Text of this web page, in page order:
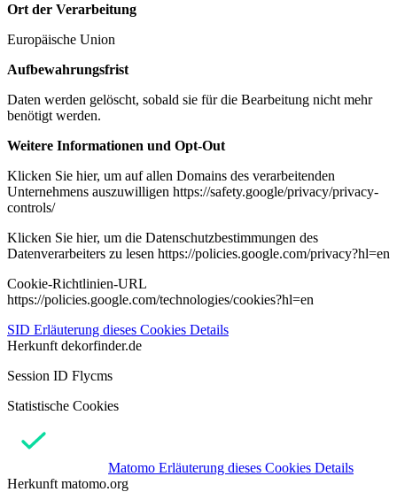
Ort der Verarbeitung
Europäische Union
Aufbewahrungsfrist
Daten werden gelöscht, sobald sie für die Bearbeitung nicht mehr
benötigt werden.
Weitere Informationen und Opt-Out
Klicken Sie hier, um auf allen Domains des verarbeitenden
Unternehmens auszuwilligen https://safety.google/privacy/privacy-
controls/
Klicken Sie hier, um die Datenschutzbestimmungen des
Datenverarbeiters zu lesen https://policies.google.com/privacy?hl=en
Cookie-Richtlinien-URL
https://policies.google.com/technologies/cookies?hl=en
SID Erläuterung dieses Cookies Details
Herkunft dekorfinder.de
Session ID Flycms
Statistische Cookies
Matomo Erläuterung dieses Cookies Details
Herkunft matomo.org